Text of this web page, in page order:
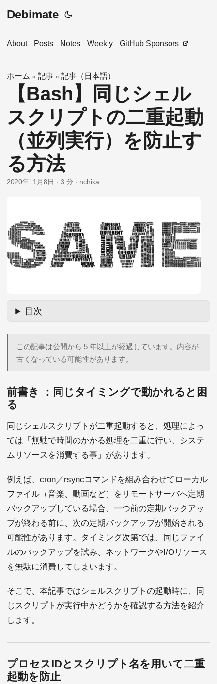
Debimate
About Posts Notes Weekly GitHub Sponsors
ホーム » 記事 » 記事（日本語）
【Bash】同じシェル
スクリプトの二重起動
（並列実行）を防止す
る方法
2020年11月8日 · 3 分 · nchika
目次
この記事は公開から 5 年以上が経過しています。内容が
古くなっている可能性があります。
前書き ：同じタイミングで動かれると困
る
同じシェルスクリプトが二重起動すると、処理によっ
ては「無駄で時間のかかる処理を二重に行い、システ
ムリソースを消費する事」があります。
例えば、cron／rsyncコマンドを組み合わせてローカル
ファイル（音楽、動画など）をリモートサーバへ定期
バックアップしている場合、一つ前の定期バックアッ
プが終わる前に、次の定期バックアップが開始される
可能性があります。タイミング次第では、同じファイ
ルのバックアップを試み、ネットワークやI/Oリソース
を無駄に消費してしまいます。
そこで、本記事ではシェルスクリプトの起動時に、同
じスクリプトが実行中かどうかを確認する方法を紹介
します。
プロセスIDとスクリプト名を用いて二重
起動を防止